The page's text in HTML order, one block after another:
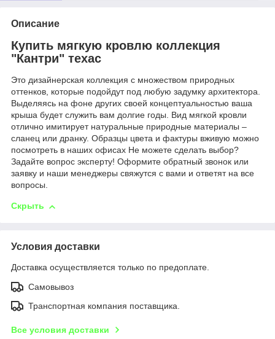
Описание
Купить мягкую кровлю коллекция
"Кантри" техас
Это дизайнерская коллекция с множеством природных
оттенков, которые подойдут под любую задумку архитектора.
Выделяясь на фоне других своей концептуальностью ваша
крыша будет служить вам долгие годы. Вид мягкой кровли
отлично имитирует натуральные природные материалы –
сланец или дранку. Образцы цвета и фактуры вживую можно
посмотреть в наших офисах Не можете сделать выбор?
Задайте вопрос эксперту! Оформите обратный звонок или
заявку и наши менеджеры свяжутся с вами и ответят на все
вопросы.
Скрыть
Условия доставки
Доставка осуществляется только по предоплате.
Самовывоз
Транспортная компания поставщика.
Все условия доставки